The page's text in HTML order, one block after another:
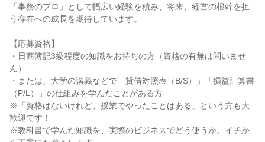
「事務のプロ」として幅広い経験を積み、将来、経営の根幹を担
う存在への成長を期待しています。
【応募資格】
・日商簿記3級程度の知識をお持ちの方（資格の有無は問いませ
ん）
・または、大学の講義などで「貸借対照表（B/S）」「損益計算書
（P/L）」の仕組みを学んだことがある方
※「資格はないけれど、授業でやったことはある」という方も大
歓迎です！
※教科書で学んだ知識を、実際のビジネスでどう使うか。イチか